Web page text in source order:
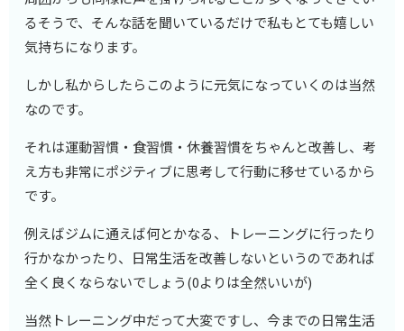
るそうで、そんな話を聞いているだけで私もとても嬉しい
気持ちになります。
しかし私からしたらこのように元気になっていくのは当然
なのです。
それは運動習慣・食習慣・休養習慣をちゃんと改善し、考
え方も非常にポジティブに思考して行動に移せているから
です。
例えばジムに通えば何とかなる、トレーニングに行ったり
行かなかったり、日常生活を改善しないというのであれば
全く良くならないでしょう(0よりは全然いいが)
当然トレーニング中だって大変ですし、今までの日常生活